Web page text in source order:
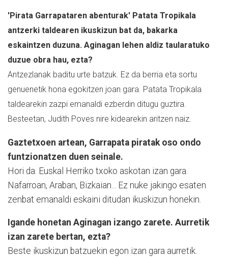
'Pirata Garrapataren abenturak' Patata Tropikala
antzerki taldearen ikuskizun bat da, bakarka
eskaintzen duzuna. Aginagan lehen aldiz taularatuko
duzue obra hau, ezta?
Antzezlanak baditu urte batzuk. Ez da berria eta sortu
genuenetik hona egokitzen joan gara. Patata Tropikala
taldearekin zazpi emanaldi ezberdin ditugu guztira.
Besteetan, Judith Poves nire kidearekin aritzen naiz.
Gaztetxoen artean, Garrapata piratak oso ondo
funtzionatzen duen seinale.
Hori da. Euskal Herriko txoko askotan izan gara.
Nafarroan, Araban, Bizkaian... Ez nuke jakingo esaten
zenbat emanaldi eskaini ditudan ikuskizun honekin.
Igande honetan Aginagan izango zarete. Aurretik
izan zarete bertan, ezta?
Beste ikuskizun batzuekin egon izan gara aurretik.